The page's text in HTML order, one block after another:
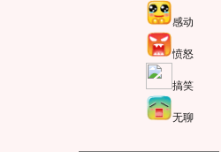
感动
愤怒
搞笑
无聊